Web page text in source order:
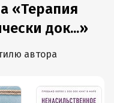
«Терапия
док...»
автора